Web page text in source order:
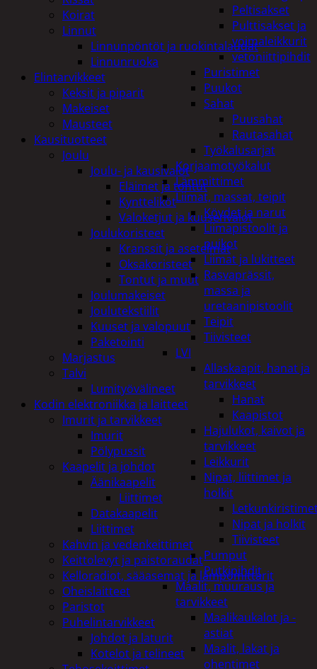
Peltisakset
Pulttisakset ja
voimaleikkurit
vetoniittipihdit
Puristimet
Puukot
Sahat
Puusahat
Rautasahat
Työkalusarjat
Korjaamotyökalut
Lämmittimet
Liimat, massat, teipit
Köydet ja narut
Liimapistoolit ja
puikot
Liimat ja lukitteet
Rasvaprässit,
massa ja
uretaanipistoolit
Teipit
Tiivisteet
LVI
Allaskaapit, hanat ja
tarvikkeet
Hanat
Kaapistot
Hajulukot, kaivot ja
tarvikkeet
Leikkurit
Nipat, liittimet ja
holkit
Nipat ja holkit
Tiivisteet
Pumput
Putkipihdit
Maalit, muuraus ja
tarvikkeet
Maalikaukalot ja -
astiat
Maalit, lakat ja
ohentimet
Koirat
Linnut
Linnunpöntöt ja ruokintalaudat
Linnunruoka
Elintarvikkeet
Keksit ja piparit
Makeiset
Mausteet
Kausituotteet
Joulu
Joulu- ja kausivalot
Eläimet ja tontut
Kyntteliköt
Valoketjut ja kuusenvalot
Joulukoristeet
Kranssit ja asetelmat
Oksakoristeet
Tontut ja muut
Joulumakeiset
Joulutekstiilit
Kuuset ja valopuut
Paketointi
Marjastus
Talvi
Lumityövälineet
Kodin elektroniikka ja laitteet
Imurit ja tarvikkeet
Imurit
Pölypussit
Kaapelit ja johdot
Äänikaapelit
Liittimet
Datakaapelit
Liittimet
Kahvin ja vedenkeittimet
Keittolevyt ja paistoraudat
Kelloradiot, sääasemat ja lämpömittarit
Oheislaitteet
Paristot
Puhelintarvikkeet
Johdot ja laturit
Kotelot ja telineet